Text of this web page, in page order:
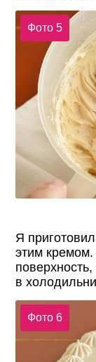
Фото 5
Я
этим
в
Фото 6